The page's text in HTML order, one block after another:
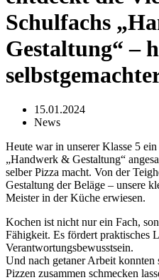
Schulfachs
Gestaltung“ –
15.01.2024
News
Heute war in unserer Klasse 5
„Handwerk & Gestaltung“
selber Pizza macht. Von der
Gestaltung der Beläge – unsere
Meister in der Küche erwiesen.
Kochen ist nicht nur ein Fach,
Fähigkeit. Es fördert praktisches
Verantwortungsbewusstsein.
Und nach getaner Arbeit konnten
Pizzen zusammen schmecken